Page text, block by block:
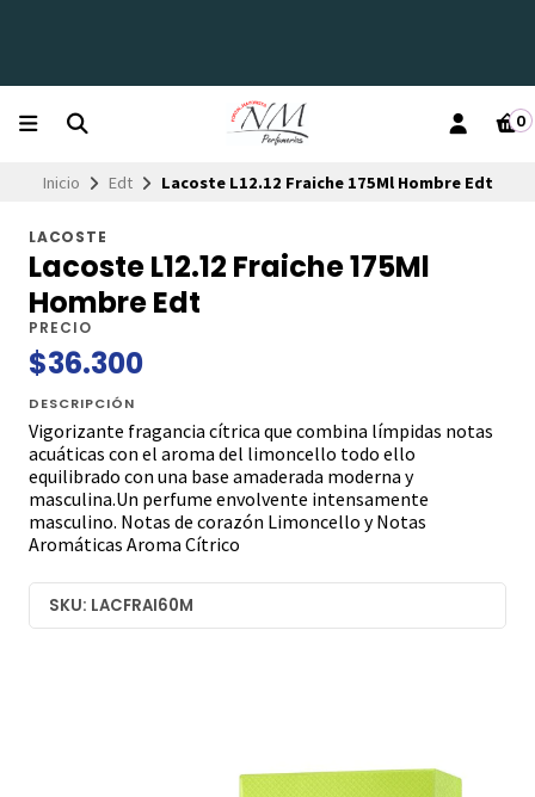
0
Inicio Edt Lacoste L12.12 Fraiche 175Ml Hombre Edt
LACOSTE
Lacoste L12.12 Fraiche 175Ml
Hombre Edt
PRECIO
$36.300
DESCRIPCIÓN
Vigorizante fragancia cítrica que combina límpidas notas
acuáticas con el aroma del limoncello todo ello
equilibrado con una base amaderada moderna y
masculina.Un perfume envolvente intensamente
masculino. Notas de corazón Limoncello y Notas
Aromáticas Aroma Cítrico
SKU: LACFRAI60M